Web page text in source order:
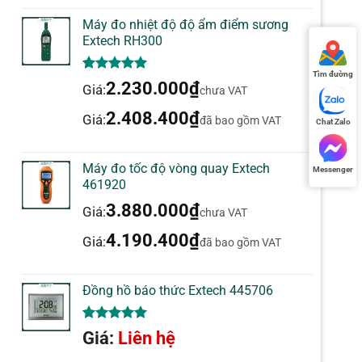
Máy đo nhiệt độ độ ẩm điểm sương
Extech RH300
5.00 trên 5
dựa trên
Giá:2.230.000₫chưa VAT
Giá:2.408.400₫đã bao gồm VAT
Máy đo tốc độ vòng quay Extech
461920
Giá:3.880.000₫chưa VAT
Giá:4.190.400₫đã bao gồm VAT
Đồng hồ báo thức Extech 445706
5.00trên 5
dựa trên
1
Giá: Liên hệ
Tìm đường
Chat Zalo
Messenger